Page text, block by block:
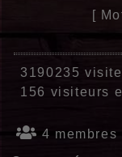
[
3190235
156 visiteurs
4 membres